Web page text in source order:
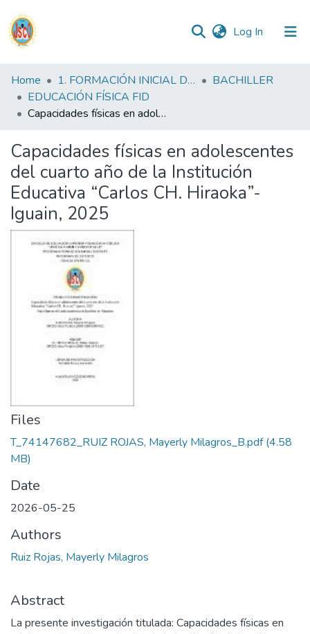
Log In (current)
Communities
&
Collections
Statistics
Reglamento
Formatos
Manuales
Home 1. FORMACIÓN INICIAL DOCENTE
BACHILLER
EDUCACIÓN FÍSICA FID
Capacidades físicas en adolescentes del cuarto año de la Institución Educativa “Carlos CH. Hiraoka”-Iguain, 2025
Capacidades físicas en adolescentes
del cuarto año de la Institución
Educativa “Carlos CH. Hiraoka”-
Iguain, 2025
Files
T_74147682_RUIZ ROJAS, Mayerly Milagros_B.pdf(4.58
MB)
Date
2026-05-25
Authors
Ruiz Rojas, Mayerly Milagros
Abstract
La presente investigación titulada: Capacidades físicas en